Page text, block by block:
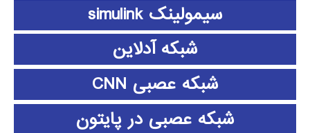
سیمولینک simulink
شبکه آدلاین
شبکه عصبی CNN
شبکه عصبی در پایتون